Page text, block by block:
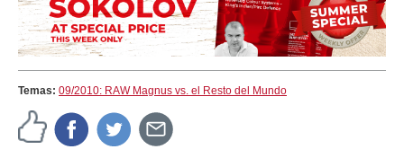
Temas: 09/2010: RAW Magnus vs. el Resto del Mundo